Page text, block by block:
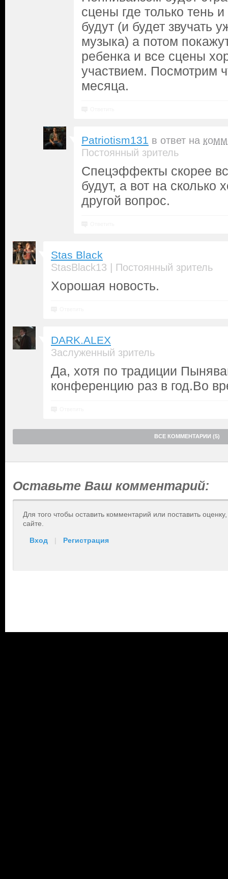
сцены где только тень
будут (и будет звучать
музыка) а потом
ребенка и все сцены
участвием. Посмотрим
месяца.
Patriotism131 в ответ на
Постоянный зритель
Спецэффекты скорее
будут, а вот на сколько
другой вопрос.
Stas Black
StasBlack13 | Постоянный зритель
Хорошая новость.
DARK.ALEX
Заслуженный зритель
Да, хотя по традиции
конференцию раз в год.Во
ВСЕ КОММЕНТАРИИ (5)
Оставьте Ваш комментарий:
Для того чтобы оставить комментарий или поставить
сайте.
Вход | Регистрация